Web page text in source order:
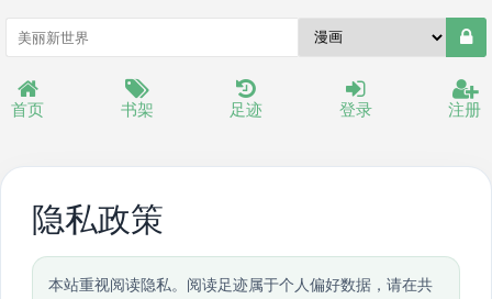
首页 书架 足迹 登录 注册
隐私政策
本站重视阅读隐私。阅读足迹属于个人偏好数据，请在共